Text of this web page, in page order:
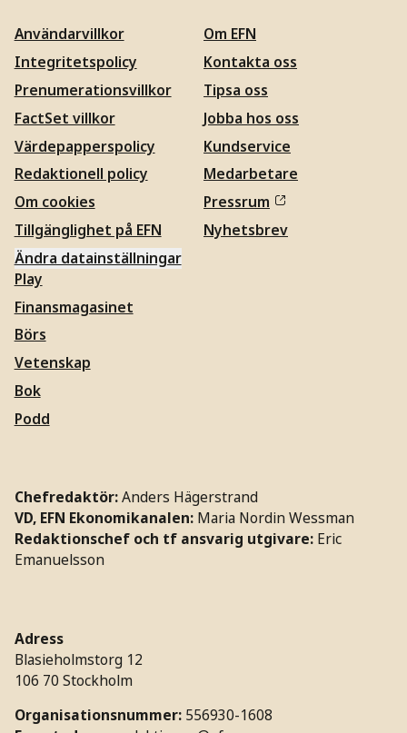
Användarvillkor
Integritetspolicy
Prenumerationsvillkor
FactSet villkor
Värdepapperspolicy
Redaktionell policy
Om cookies
Tillgänglighet på EFN
Ändra datainställningar
Om EFN
Kontakta oss
Tipsa oss
Jobba hos oss
Kundservice
Medarbetare
Pressrum
Nyhetsbrev
Play
Finansmagasinet
Börs
Vetenskap
Bok
Podd
Chefredaktör:Anders Hägerstrand
VD, EFN Ekonomikanalen: Maria Nordin Wessman
Redaktionschef och tf ansvarig utgivare: Eric
Emanuelsson
Adress
Blasieholmstorg 12
106 70 Stockholm
Organisationsnummer: 556930-1608